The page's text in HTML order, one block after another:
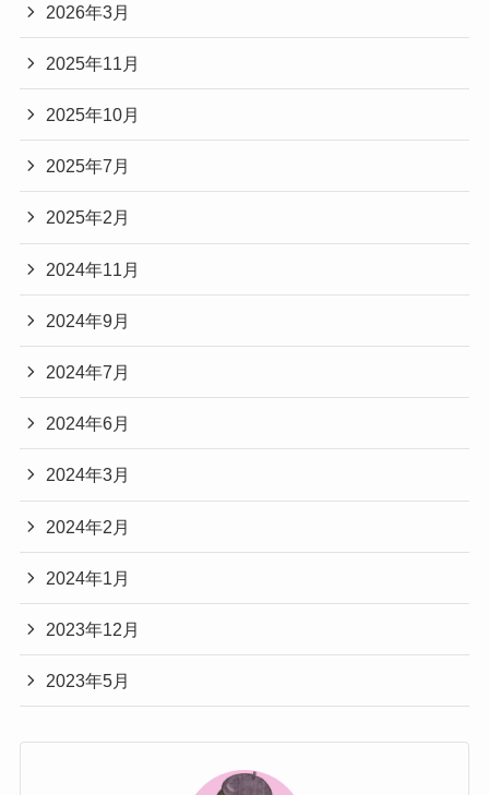
2026年3月
2025年11月
2025年10月
2025年7月
2025年2月
2024年11月
2024年9月
2024年7月
2024年6月
2024年3月
2024年2月
2024年1月
2023年12月
2023年5月